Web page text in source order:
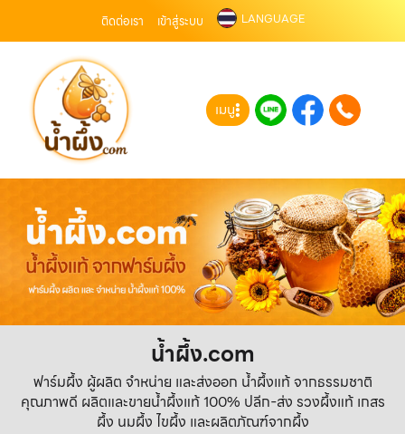
ติดต่อเรา เข้าสู่ระบบ LANGUAGE
เมนู
น้ำผึ้ง.com
ฟาร์มผึ้ง ผู้ผลิต จำหน่าย และส่งออก น้ำผึ้งแท้ จากธรรมชาติ
คุณภาพดี ผลิตและขายน้ำผึ้งแท้ 100% ปลีก-ส่ง รวงผึ้งแท้ เกสร
ผึ้ง นมผึ้ง ไขผึ้ง และผลิตภัณฑ์จากผึ้ง